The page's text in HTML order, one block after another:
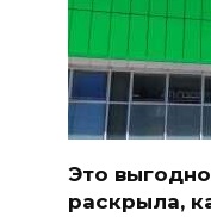
Это
раскрыла,